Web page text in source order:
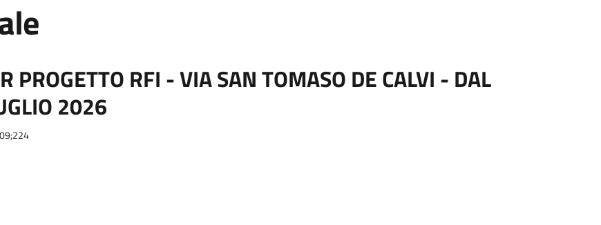
PROGETTO RFI - VIA SAN TOMASO DE CALVI - DAL
2026